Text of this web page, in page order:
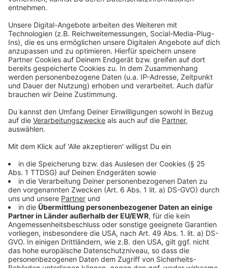
Verkehrsstrafverfahren eingeleitet.
Anzeige
Weitere Meldungen aus Leverkusen
Anzeige
Obdachlose in Leverkusen: So helft ihr ihnen bei der
Hitze
Taxi-Streik in Leverkusen: Längere Wartezeiten
Leverkusen: Pflegeeinrichtungen nicht auf Hitze
vorbereitet
Anzeige